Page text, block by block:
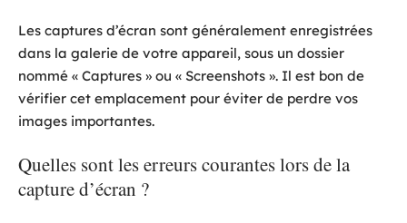
Les captures d’écran sont généralement enregistrées
dans la galerie de votre appareil, sous un dossier
nommé « Captures » ou « Screenshots ». Il est bon de
vérifier cet emplacement pour éviter de perdre vos
images importantes.
Quelles sont les erreurs courantes lors de la
capture d’écran ?